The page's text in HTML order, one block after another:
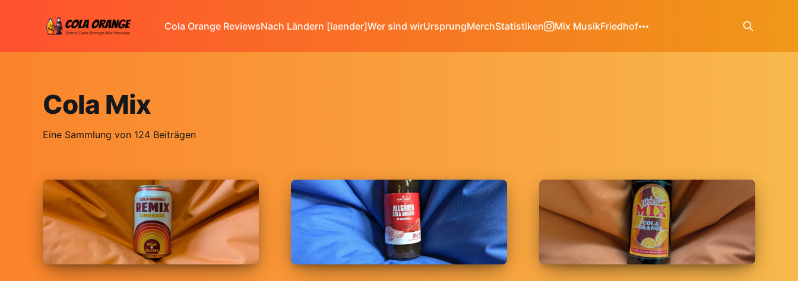
Cola Orange ReviewsNach Ländern [laender]Wer sind wirUrsprungMerchStatistiken Mix MusikFriedhof
Cola Mix
Eine Sammlung von 124 Beiträgen